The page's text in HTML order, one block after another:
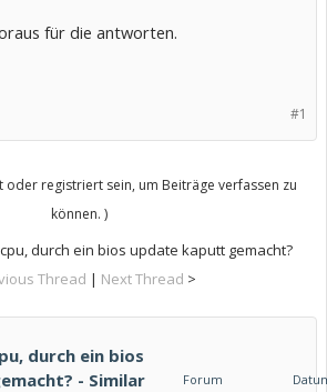
für die antworten.
#1
oder registriert sein, um Beiträge verfassen zu
können. )
durch ein bios update kaputt gemacht?
Thread | Next Thread >
durch ein bios
- Similar
Forum